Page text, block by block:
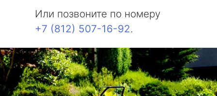
Или позвоните по номеру
+7 (812) 507-16-92.